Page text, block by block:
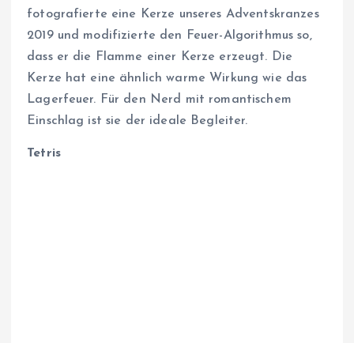
fotografierte eine Kerze unseres Adventskranzes
2019 und modifizierte den Feuer-Algorithmus so,
dass er die Flamme einer Kerze erzeugt. Die
Kerze hat eine ähnlich warme Wirkung wie das
Lagerfeuer. Für den Nerd mit romantischem
Einschlag ist sie der ideale Begleiter.
Tetris